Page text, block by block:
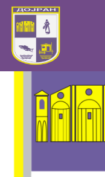
Почетна
Самоуправа
Новости